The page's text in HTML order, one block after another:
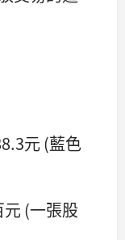
元 (藍色
元 (一張股